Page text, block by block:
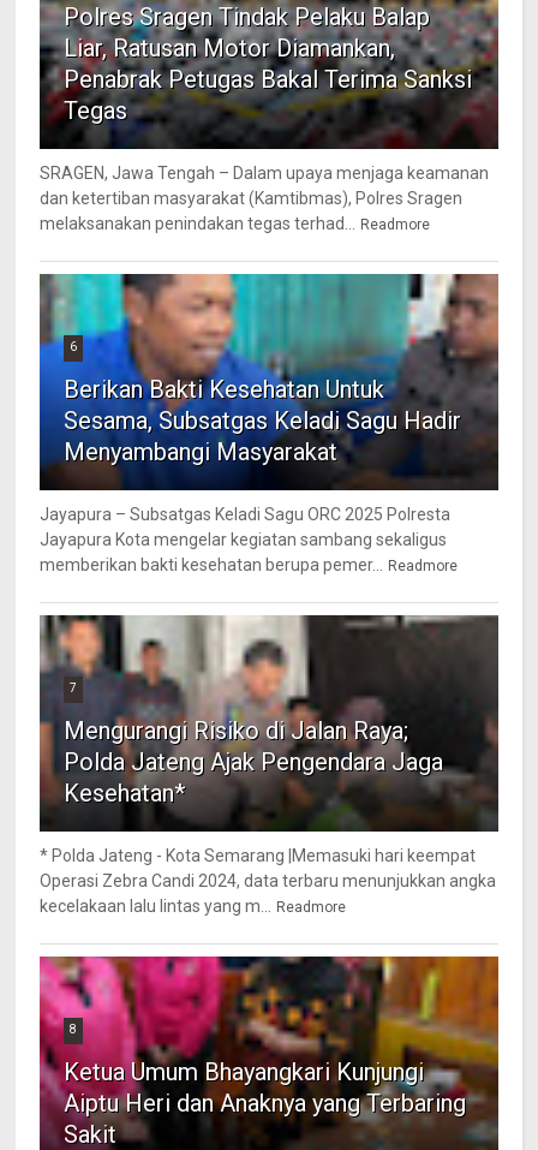
Polres Sragen Tindak Pelaku Balap
Liar, Ratusan Motor Diamankan,
Penabrak Petugas Bakal Terima Sanksi
Tegas
SRAGEN, Jawa Tengah – Dalam upaya menjaga keamanan
dan ketertiban masyarakat (Kamtibmas), Polres Sragen
melaksanakan penindakan tegas terhad...
Readmore
6
Berikan Bakti Kesehatan Untuk
Sesama, Subsatgas Keladi Sagu Hadir
Menyambangi Masyarakat
Jayapura – Subsatgas Keladi Sagu ORC 2025 Polresta
Jayapura Kota mengelar kegiatan sambang sekaligus
memberikan bakti kesehatan berupa pemer...
Readmore
7
Mengurangi Risiko di Jalan Raya;
Polda Jateng Ajak Pengendara Jaga
Kesehatan*
* Polda Jateng - Kota Semarang |Memasuki hari keempat
Operasi Zebra Candi 2024, data terbaru menunjukkan angka
kecelakaan lalu lintas yang m...
Readmore
8
Ketua Umum Bhayangkari Kunjungi
Aiptu Heri dan Anaknya yang Terbaring
Sakit